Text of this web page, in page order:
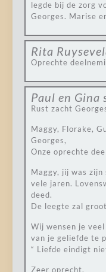
legde bij de zorg
Georges. Marise
Rita
Oprechte
Paul en Gina
Rust zacht
Maggy, Florake,
Georges,
Onze oprechte
Maggy, jij was
vele jaren.
deed.
De leegte zal
Wij wensen je
van je geliefde te
“ Liefde eindigt
Zeer oprecht,